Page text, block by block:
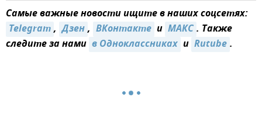
Самые важные новости ищите в наших соцсетях:
Telegram, Дзен, ВКонтакте и MAКС. Также
следите за нами в Одноклассниках и Rutube.